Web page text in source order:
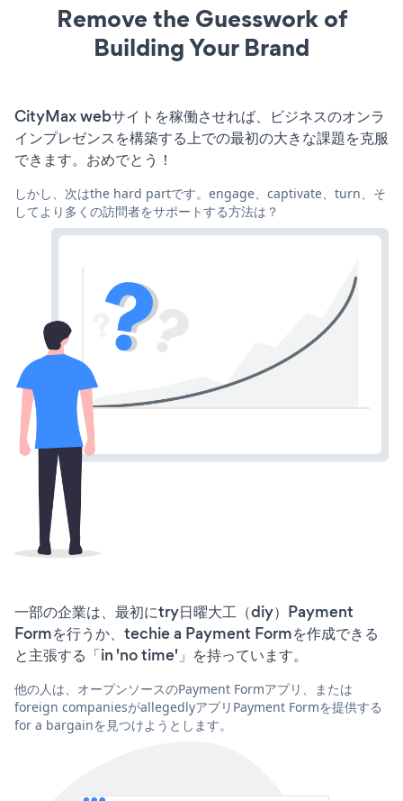
Remove the Guesswork of
Building Your Brand
CityMax webサイトを稼働させれば、ビジネスのオンラ
インプレゼンスを構築する上での最初の大きな課題を克服
できます。おめでとう！
しかし、次はthe hard partです。engage、captivate、turn、そ
してより多くの訪問者をサポートする方法は？
一部の企業は、最初にtry日曜大工（diy）Payment
Formを行うか、techie a Payment Formを作成できる
と主張する「in 'no time'」を持っています。
他の人は、オープンソースのPayment Formアプリ、または
foreign companiesがallegedlyアプリPayment Formを提供する
for a bargainを見つけようとします。